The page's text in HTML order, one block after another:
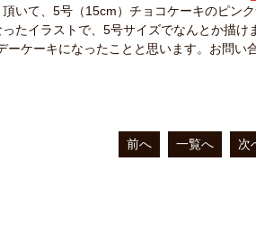
いて、5号（15cm）チョコケーキのピン
たイラストで、5号サイズでなんとか描
ーケーキになったことと思います。お問
前へ 一覧へ 次